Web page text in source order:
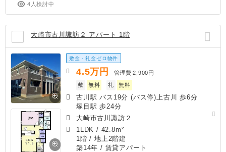
4人検討中
大崎市古川諏訪２ アパート 1階
敷金・礼金ゼロ物件
4.5万円 管理費 2,900円
敷
無料 礼 無料
古川駅 バス19分 (バス停)上古川 歩6分
塚目駅 歩24分
大崎市古川諏訪２
1LDK / 42.8m²
1階 / 地上2階建
築14年 / 賃貸アパート